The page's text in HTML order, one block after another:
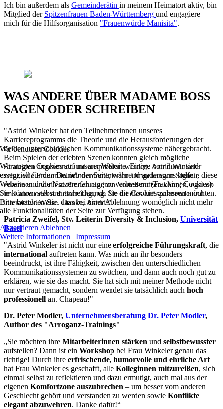
Ich bin außerdem als Gemeinderätin in meinem Heimatort aktiv, bin
Mitglied der Spitzenfrauen Baden-Württemberg und engagiere
mich für die Hilfsorganisation "Frauenwürde Manisita".
WAS ANDERE ÜBER MADAME BOSS
SAGEN ODER SCHREIBEN
"Astrid Winkeler hat den Teilnehmerinnen unseres
Karriereprogramms die Theorie und die Herausforderungen der
beiden unterschiedlichen Kommunikationssysteme nähergebracht.
Beim Spielen der erlebten Szenen konnten gleich mögliche
Strategien angewandt und ausprobiert werden. Astrid Winkeler
zeigt, wie Frauen in männerdominierten Umgebungen Signale
erkennen und diese für den eigenen Vorteil nutzen können, egal ob
im Labor oder auf einer Tagung. Sie tut dies auf spannende und
interaktive Weise. Danke, Astrid!"
Patricia Zweifel, Stv. Leiterin Diversity & Inclusion, Universität
Basel
"Astrid Winkeler ist nicht nur eine erfolgreiche Führungskraft, die
international auftreten kann. Was mich an ihr besonders
beeindruckt, ist ihre Fähigkeit, zwischen den unterschiedlichen
Kommunikationssystemen zu switchen, und dann auch noch gut zu
erklären, wie sie das macht. Sie hat sich mit meiner Methode nicht
nur vertraut gemacht, sondern wendet sie tatsächlich auch hoch
professionell an. Chapeau!"
Dr. Peter Modler, Unternehmensberatung Dr. Peter Modler,
Author des "Arroganz-Trainings"
„Sie möchten ihre Mitarbeiterinnen stärken und selbstbewusster
aufstellen? Dann ist ein Workshop bei Frau Winkeler genau das
richtige! Durch ihre erfrischende, humorvolle und ehrliche Art
hat Frau Winkeler es geschafft, alle Kolleginnen mitzureißen, sich
einmal selbst zu reflektieren und dazu ermutigt, auch mal aus der
eigenen Komfortzone auszubrechen – um besser vom anderen
Geschlecht gehört und verstanden zu werden sowie Konflikte
elegant abzuwehren. Danke dafür!“
Wir benutzen Cookies
Wir nutzen Cookies auf unserer Website. Einige von ihnen sind
essenziell für den Betrieb der Seite, während andere uns helfen, diese
Website und die Nutzererfahrung zu verbessern (Tracking Cookies).
Sie können selbst entscheiden, ob Sie die Cookies zulassen möchten.
Bitte beachten Sie, dass bei einer Ablehnung womöglich nicht mehr
alle Funktionalitäten der Seite zur Verfügung stehen.
Akzeptieren Ablehnen
Weitere Informationen | Impressum